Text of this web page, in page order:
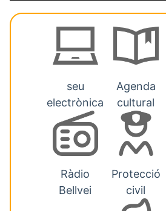
seu
electrònica
Agenda
cultural
Ràdio
Bellvei
Protecció
civil